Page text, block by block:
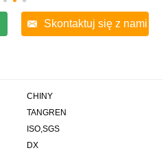
Skontaktuj się z nami
CHINY
TANGREN
ISO,SGS
DX